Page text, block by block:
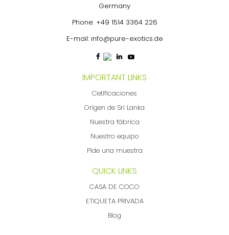
Germany
Phone: +49 1514 3364 226
E-mail: info@pure-exotics.de
IMPORTANT LINKS
Cetificaciones
Origen de Sri Lanka
Nuestra fábrica
Nuestro equipo
Pide una muestra
QUICK LINKS
CASA DE COCO
ETIQUETA PRIVADA
Blog